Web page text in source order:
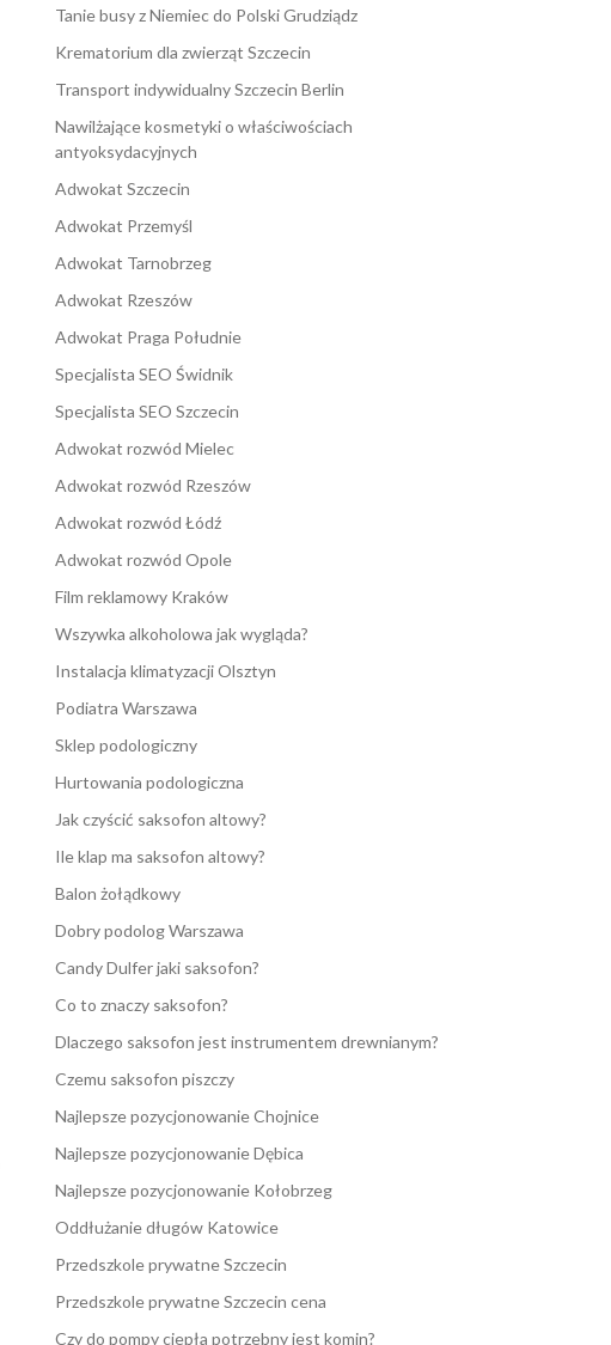
Tanie busy z Niemiec do Polski Grudziądz
Krematorium dla zwierząt Szczecin
Transport indywidualny Szczecin Berlin
Nawilżające kosmetyki o właściwościach
antyoksydacyjnych
Adwokat Szczecin
Adwokat Przemyśl
Adwokat Tarnobrzeg
Adwokat Rzeszów
Adwokat Praga Południe
Specjalista SEO Świdnik
Specjalista SEO Szczecin
Adwokat rozwód Mielec
Adwokat rozwód Rzeszów
Adwokat rozwód Łódź
Adwokat rozwód Opole
Film reklamowy Kraków
Wszywka alkoholowa jak wygląda?
Instalacja klimatyzacji Olsztyn
Podiatra Warszawa
Sklep podologiczny
Hurtowania podologiczna
Jak czyścić saksofon altowy?
Ile klap ma saksofon altowy?
Balon żołądkowy
Dobry podolog Warszawa
Candy Dulfer jaki saksofon?
Co to znaczy saksofon?
Dlaczego saksofon jest instrumentem drewnianym?
Czemu saksofon piszczy
Najlepsze pozycjonowanie Chojnice
Najlepsze pozycjonowanie Dębica
Najlepsze pozycjonowanie Kołobrzeg
Oddłużanie długów Katowice
Przedszkole prywatne Szczecin
Przedszkole prywatne Szczecin cena
Czy do pompy ciepła potrzebny jest komin?